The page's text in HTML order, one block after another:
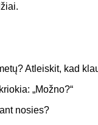
Atleis­kit, kad
„Možno?“
nosies?